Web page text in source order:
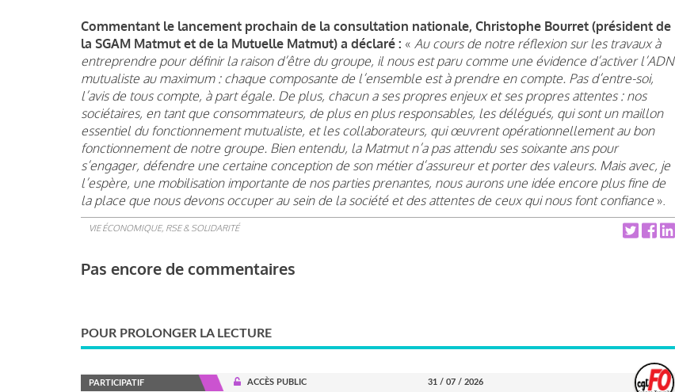
Commentant le lancement prochain de la consultation nationale, Christophe Bourret (président de
la SGAM Matmut et de la Mutuelle Matmut) a déclaré : « Au cours de notre réflexion sur les travaux à
entreprendre pour définir la raison d’être du groupe, il nous est paru comme une évidence d’activer l’ADN
mutualiste au maximum : chaque composante de l’ensemble est à prendre en compte. Pas d’entre-soi,
l’avis de tous compte, à part égale. De plus, chacun a ses propres enjeux et ses propres attentes : nos
sociétaires, en tant que consommateurs, de plus en plus responsables, les délégués, qui sont un maillon
essentiel du fonctionnement mutualiste, et les collaborateurs, qui œuvrent opérationnellement au bon
fonctionnement de notre groupe. Bien entendu, la Matmut n’a pas attendu ses soixante ans pour
s’engager, défendre une certaine conception de son métier d’assureur et porter des valeurs. Mais avec, je
l’espère, une mobilisation importante de nos parties prenantes, nous aurons une idée encore plus fine de
la place que nous devons occuper au sein de la société et des attentes de ceux qui nous font confiance ».
VIE ÉCONOMIQUE, RSE & SOLIDARITÉ
Pas encore de commentaires
POUR PROLONGER LA LECTURE
PARTICIPATIF ACCÈS PUBLIC 31 / 07 / 2026